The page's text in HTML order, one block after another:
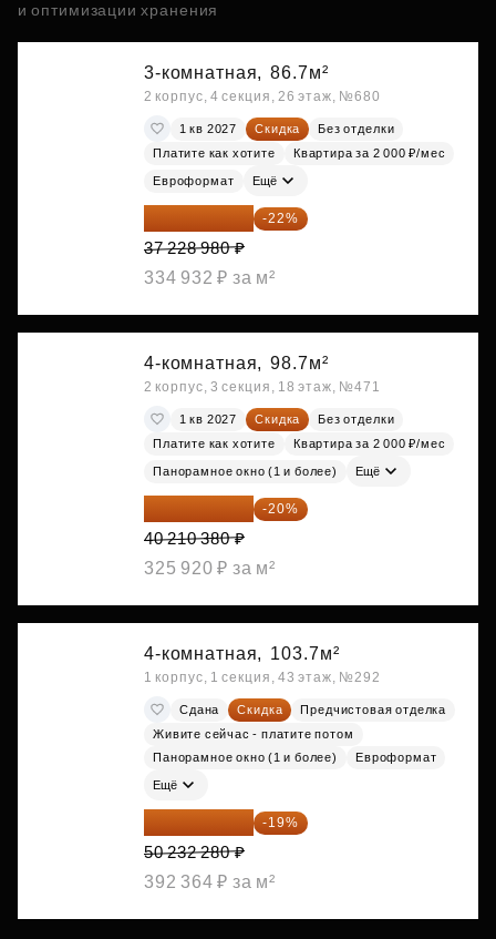
и оптимизации хранения
3-комнатная, 86.7м²
2 корпус, 4 секция, 26 этаж, №680
1 кв 2027 Скидка
Без отделки
Платите как хотите
Квартира за 2 000 ₽/мес
Евроформат Ещё
29 038 604 ₽ -22%
37 228 980 ₽
334 932 ₽ за м²
4-комнатная, 98.7м²
2 корпус, 3 секция, 18 этаж, №471
1 кв 2027 Скидка
Без отделки
Платите как хотите
Квартира за 2 000 ₽/мес
Панорамное окно (1 и более) Ещё
32 168 304 ₽ -20%
40 210 380 ₽
325 920 ₽ за м²
4-комнатная, 103.7м²
1 корпус, 1 секция, 43 этаж, №292
Сдана Скидка
Предчистовая отделка
Живите сейчас - платите потом
Панорамное окно (1 и более)
Евроформат
Ещё
40 688 147 ₽ -19%
50 232 280 ₽
392 364 ₽ за м²